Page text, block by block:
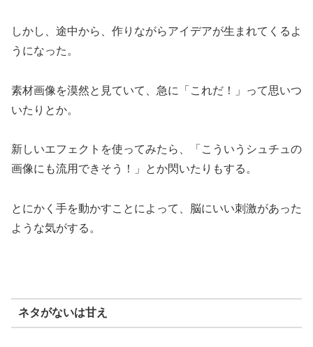
しかし、途中から、作りながらアイデアが生まれてくるよ
うになった。
素材画像を漠然と見ていて、急に「これだ！」って思いつ
いたりとか。
新しいエフェクトを使ってみたら、「こういうシュチュの
画像にも流用できそう！」とか閃いたりもする。
とにかく手を動かすことによって、脳にいい刺激があった
ような気がする。
ネタがないは甘え